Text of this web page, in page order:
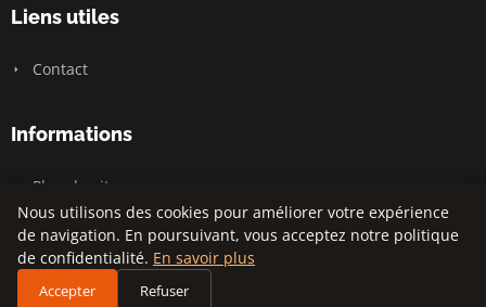
Liens utiles
Contact
Informations
Plan du site
© 2026 Atmosphere Climat. Tous droits réservés.
Nous utilisons des cookies pour améliorer votre expérience
de navigation. En poursuivant, vous acceptez notre politique
de confidentialité. En savoir plus
Accepter Refuser